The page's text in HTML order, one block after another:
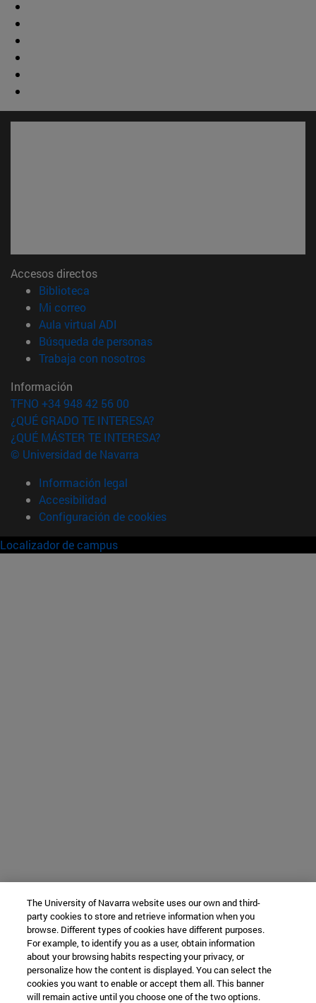
Accesos directos
Biblioteca
Mi correo(abre en nueva ventana)
Aula virtual ADI
Búsqueda de personas(abre en nueva ventana)
Trabaja con nosotros(abre en nueva ventana)
Información
TFNO +34 948 42 56 00
¿QUÉ GRADO TE INTERESA?
¿QUÉ MÁSTER TE INTERESA?
© Universidad de Navarra
Información legal
Accesibilidad
Configuración de cookies
Localizador de campus
The University of Navarra website uses our own and third-
party cookies to store and retrieve information when you
browse. Different types of cookies have different purposes.
For example, to identify you as a user, obtain information
about your browsing habits respecting your privacy, or
personalize how the content is displayed. You can select the
cookies you want to enable or accept them all. This banner
will remain active until you choose one of the two options.